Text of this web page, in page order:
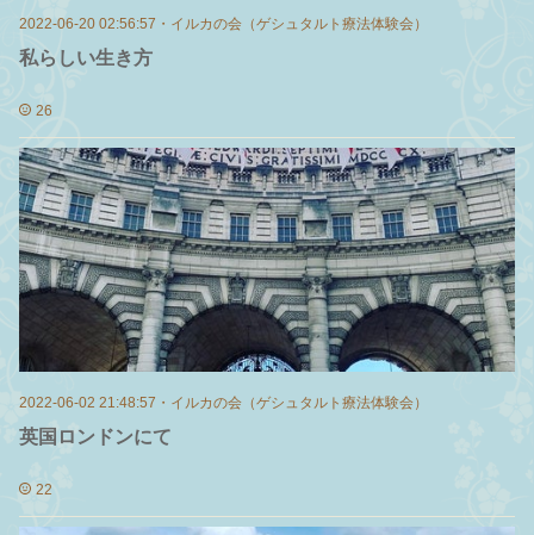
2022-06-20 02:56:57 ・ イルカの会（ゲシュタルト療法体験会）
私らしい生き方
26
2022-06-02 21:48:57 ・ イルカの会（ゲシュタルト療法体験会）
英国ロンドンにて
22